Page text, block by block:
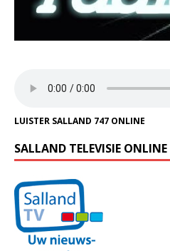
LUISTER SALLAND 747 ONLINE
SALLAND TELEVISIE ONLINE